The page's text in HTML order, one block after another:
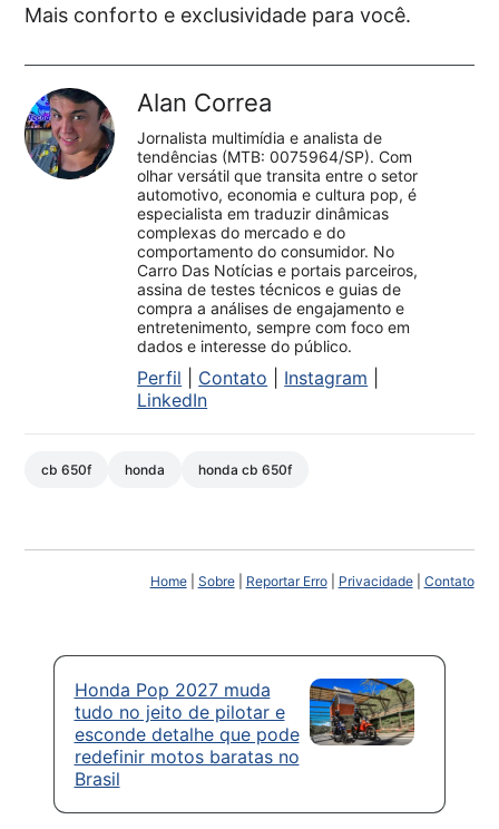
Mais conforto e exclusividade para você.
Alan Correa
Jornalista multimídia e analista de
tendências (MTB: 0075964/SP). Com
olhar versátil que transita entre o setor
automotivo, economia e cultura pop, é
especialista em traduzir dinâmicas
complexas do mercado e do
comportamento do consumidor. No
Carro Das Notícias e portais parceiros,
assina de testes técnicos e guias de
compra a análises de engajamento e
entretenimento, sempre com foco em
dados e interesse do público.
Perfil Contato Instagram
LinkedIn
cb 650f honda honda cb 650f
Home| Sobre| Reportar Erro| Privacidade| Contato
Honda Pop 2027 muda
tudo no jeito de pilotar e
esconde detalhe que pode
redefinir motos baratas no
Brasil